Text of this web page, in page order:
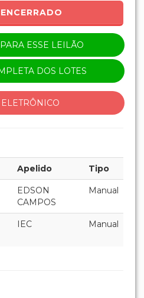
ESSE LEILÃO
DOS LOTES
Apelido Tipo
EDSON
CAMPOS
Manual
IEC Manual